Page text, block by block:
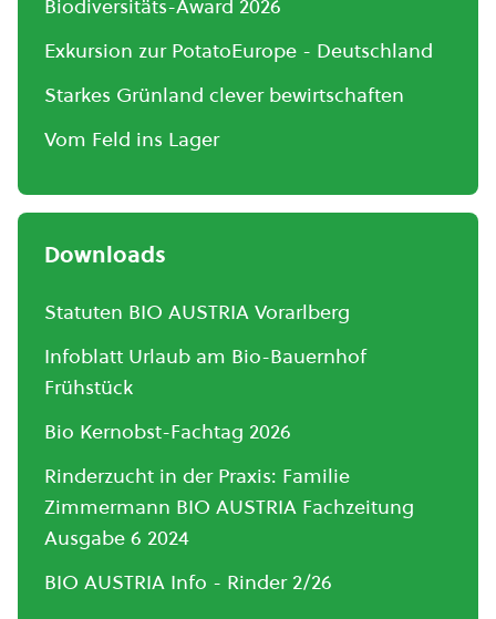
Biodiversitäts-Award 2026
Exkursion zur PotatoEurope - Deutschland
Starkes Grünland clever bewirtschaften
Vom Feld ins Lager
Downloads
Statuten BIO AUSTRIA Vorarlberg
Infoblatt Urlaub am Bio-Bauernhof
Frühstück
Bio Kernobst-Fachtag 2026
Rinderzucht in der Praxis: Familie
Zimmermann BIO AUSTRIA Fachzeitung
Ausgabe 6 2024
BIO AUSTRIA Info - Rinder 2/26